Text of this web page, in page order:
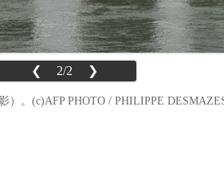
❮ 2/2 ❯
）。(c)AFP PHOTO / PHILIPPE